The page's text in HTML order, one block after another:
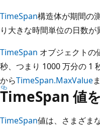
TimeSpan構造体が期間の
り大きな時間単位の日数が
TimeSpan オブジェクトの
秒、つまり 1000 万分の 1
からTimeSpan.MaxValue
TimeSpan 値
TimeSpan値は、さまざま